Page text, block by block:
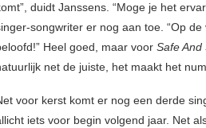
duidt Janssens. “Moge je het
songwriter er nog aan toe. “Op
Heel goed, maar voor Safe And
net de juiste, het maakt het
voor kerst komt er nog een derde
iets voor begin volgend jaar. Net